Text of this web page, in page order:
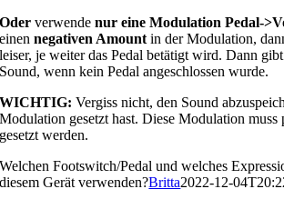
Oder verwendenur eine Modulation Pedal-
einen negativen Amount in der Modulation,
leiser, je weiter das Pedal betätigt wird. Dann
Sound, wenn kein Pedal angeschlossen wurde.
WICHTIG: Vergiss nicht, den Sound
Modulation gesetzt hast. Diese Modulation muss
gesetzt werden.
Welchen Footswitch/Pedal und welches
diesem Gerät verwenden?Britta2022-12-